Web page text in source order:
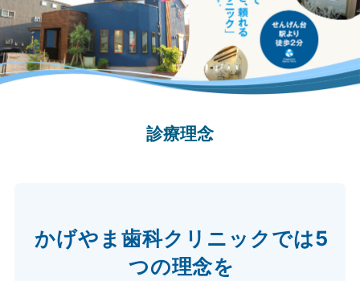
診療内容
院長挨拶
診療理念
かげやま歯科クリニックでは5
つの理念を